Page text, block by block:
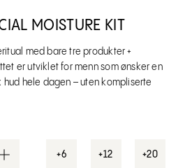
MOISTURE KIT
med bare tre produkter +
er utviklet for menn som ønsker en
hele dagen – uten kompliserte
+6 +12 +20